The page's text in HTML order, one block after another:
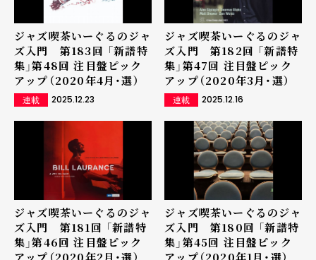
ジャズ喫茶いーぐるのジャ
ズ入門 第183回 「新譜特
集」第48回 注目盤ピック
アップ（2020年4月・選）
連載 2025.12.23
ジャズ喫茶いーぐるのジャ
ズ入門 第182回 「新譜特
集」第47回 注目盤ピック
アップ（2020年3月・選）
連載 2025.12.16
ジャズ喫茶いーぐるのジャ
ズ入門 第181回 「新譜特
集」第46回 注目盤ピック
アップ（2020年2月・選）
ジャズ喫茶いーぐるのジャ
ズ入門 第180回 「新譜特
集」第45回 注目盤ピック
アップ（2020年1月・選）